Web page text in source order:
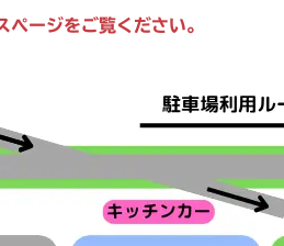
ージをご覧ください。